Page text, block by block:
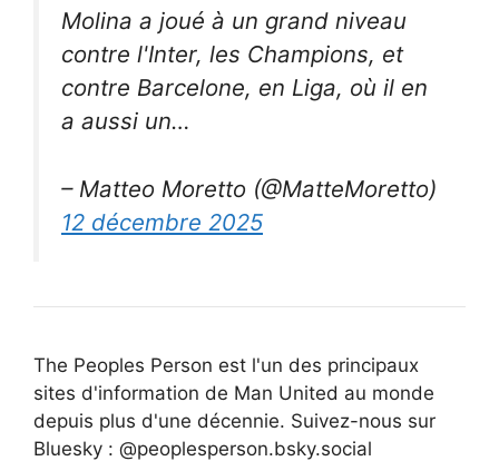
Molina a joué à un grand niveau
contre l'Inter, les Champions, et
contre Barcelone, en Liga, où il en
a aussi un…
– Matteo Moretto (@MatteMoretto)
12 décembre 2025
The Peoples Person est l'un des principaux
sites d'information de Man United au monde
depuis plus d'une décennie. Suivez-nous sur
Bluesky : @peoplesperson.bsky.social